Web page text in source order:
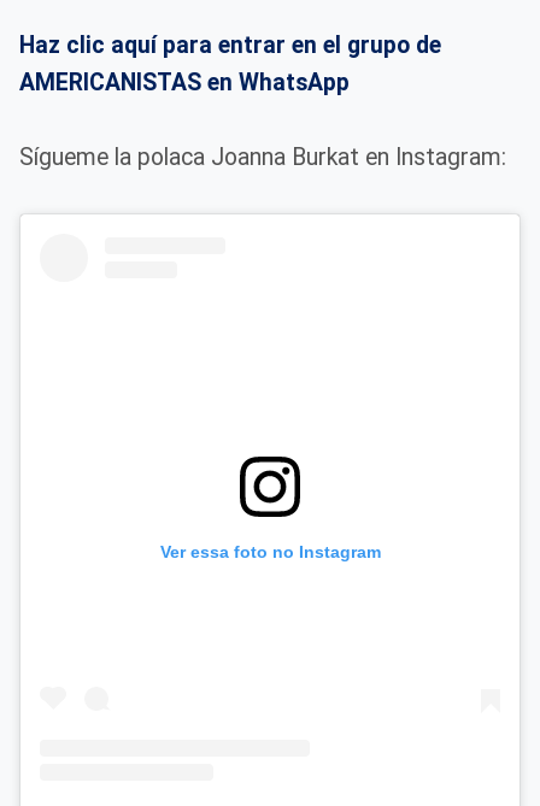
Haz clic aquí para entrar en el grupo de
AMERICANISTAS en WhatsApp
Sígueme la polaca Joanna Burkat en Instagram:
Ver essa foto no Instagram